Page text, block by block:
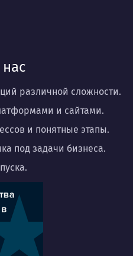
различной сложности.
и сайтами.
и понятные этапы.
под задачи бизнеса.